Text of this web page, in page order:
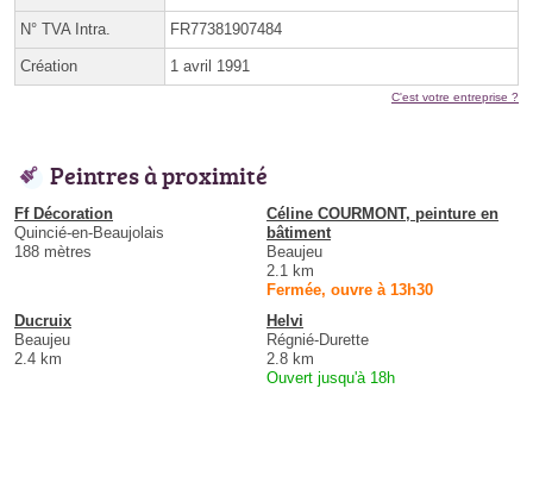
N° TVA Intra. FR77381907484
Création 1 avril 1991
C'est votre entreprise ?
Peintres à proximité
Ff Décoration
Quincié-en-Beaujolais
188 mètres
Céline COURMONT, peinture en
bâtiment
Beaujeu
2.1 km
Fermée, ouvre à 13h30
Ducruix
Beaujeu
2.4 km
Helvi
Régnié-Durette
2.8 km
Ouvert jusqu'à 18h